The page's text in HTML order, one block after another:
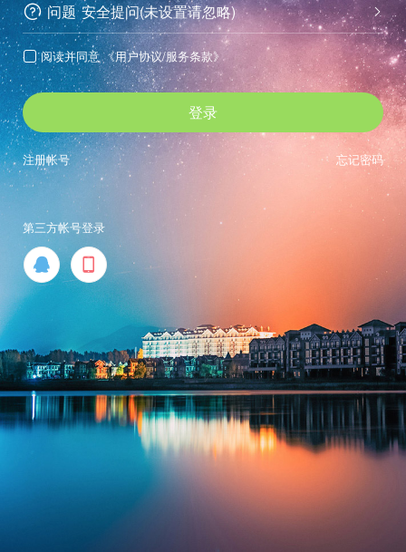
 问题 
安全提问(未设置请忽略)
 阅读并同意 《用户协议/服务条款》
登录
忘记密码
注册帐号
第三方帐号登录
 